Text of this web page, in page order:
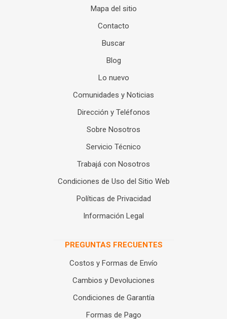
Mapa del sitio
Contacto
Buscar
Blog
Lo nuevo
Comunidades y Noticias
Dirección y Teléfonos
Sobre Nosotros
Servicio Técnico
Trabajá con Nosotros
Condiciones de Uso del Sitio Web
Políticas de Privacidad
Información Legal
PREGUNTAS FRECUENTES
Costos y Formas de Envío
Cambios y Devoluciones
Condiciones de Garantía
Formas de Pago